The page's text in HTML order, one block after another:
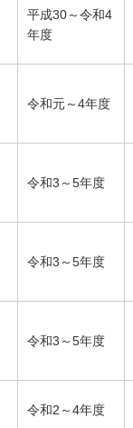
平成30～令和4
年度
令和元～4年度
令和3～5年度
令和3～5年度
令和3～5年度
令和2～4年度